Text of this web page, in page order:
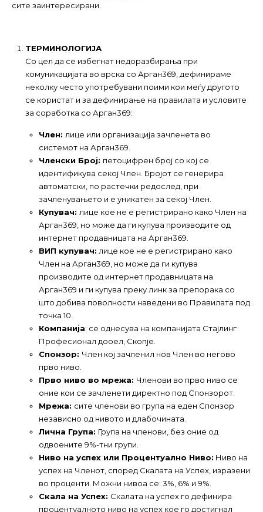
сите заинтересирани.
ТЕРМИНОЛОГИЈА
Со цел да се избегнат недоразбирања при
комуникацијата во врска со Арган369, дефинираме
неколку често употребувани поими кои меѓу другото
се користат и за дефинирање на правилата и условите
за соработка со Арган369:
Член: лице или организација зачленета во
системот на Арган369.
Членски Број: петоцифрен број со кој се
идентификува секој Член. Бројот се генерира
автоматски, по растечки редослед, при
зачленувањето и е уникатен за секој Член.
Купувач: лице кое не е регистрирано како Член на
Арган369, но може да ги купува производите од
интернет продавницата на Арган369.
ВИП купувач: лице кое не е регистрирано како
Член на Арган369, но може да ги купува
производите од интернет продавницата на
Арган369 и ги купува преку линк за препорака со
што добива поволности наведени во Правилата под
точка 10.
Компанија: се однесува на компанијата Стајлинг
Професионал дооел, Скопје.
Спонзор: Член кој зачленил нов Член во негово
прво ниво.
Прво ниво во мрежа: Членови во прво ниво се
оние кои се зачленети директно под Спонзорот.
Мрежа: сите членови во група на еден Спонзор
независно од нивото и длабочината.
Лична Група: Група на членови, без оние од
одвоените 9%-тни групи.
Ниво на успех или Процентуално Ниво: Ниво на
успех на Членот, според Скалата на Успех, изразени
во проценти. Можни нивоа се: 3%, 6% и 9%.
Скала на Успех: Скалата на успех го дефинира
процентуалното ниво на успех кое го достигнал